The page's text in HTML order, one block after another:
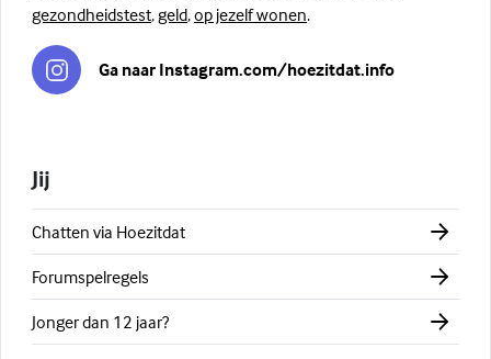
gezondheidstest, geld,op jezelf wonen.
Ga naar Instagram.com/hoezitdat.info
Jij
Chatten via Hoezitdat
Forumspelregels
Jonger dan 12 jaar?